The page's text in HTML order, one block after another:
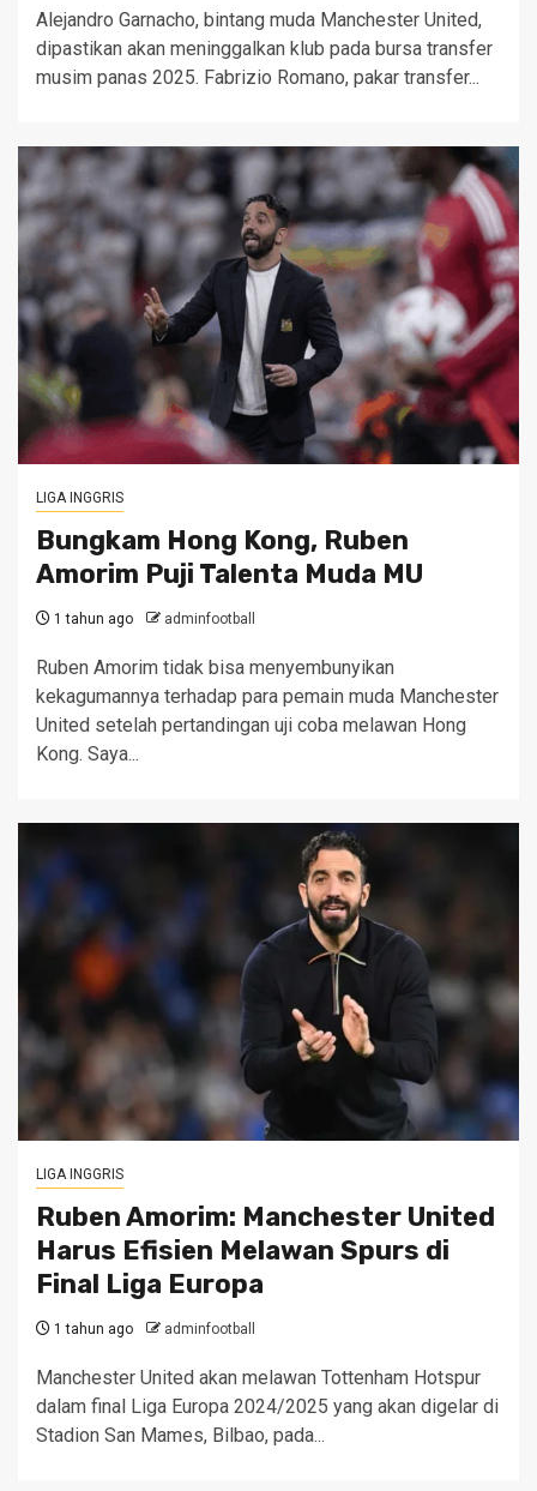
Alejandro Garnacho, bintang muda Manchester United,
dipastikan akan meninggalkan klub pada bursa transfer
musim panas 2025. Fabrizio Romano, pakar transfer...
LIGA INGGRIS
Bungkam Hong Kong, Ruben
Amorim Puji Talenta Muda MU
1 tahun ago adminfootball
Ruben Amorim tidak bisa menyembunyikan
kekagumannya terhadap para pemain muda Manchester
United setelah pertandingan uji coba melawan Hong
Kong. Saya...
LIGA INGGRIS
Ruben Amorim: Manchester United
Harus Efisien Melawan Spurs di
Final Liga Europa
1 tahun ago adminfootball
Manchester United akan melawan Tottenham Hotspur
dalam final Liga Europa 2024/2025 yang akan digelar di
Stadion San Mames, Bilbao, pada...